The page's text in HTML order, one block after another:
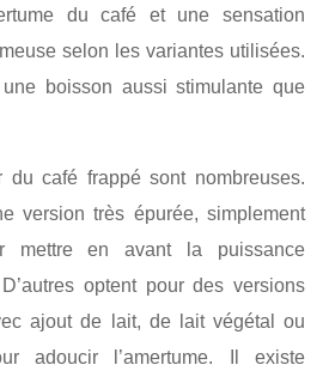
du café et une sensation
selon les variantes utilisées.
boisson aussi stimulante que
du café frappé sont nombreuses.
version très épurée, simplement
mettre en avant la puissance
optent pour des versions
ajout de lait, de lait végétal ou
adoucir l’amertume. Il existe